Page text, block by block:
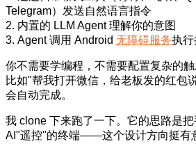
Telegram）发送自然语言指令
2. 内置的 LLM Agent 理解你的意图
3. Agent 调用 Android 无障碍服务执
你不需要学编程，不需要配置复杂的触
比如"帮我打开微信，给老板发的红包
会自动完成。
我 clone 下来跑了一下。它的思路是
AI"遥控"的终端——这个设计方向挺有